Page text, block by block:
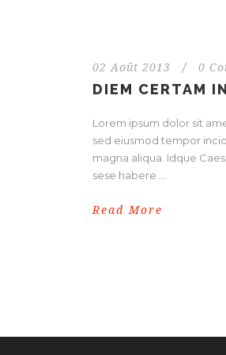
02 Août 2013 / 0
DIEM CERTAM
Lorem ipsum dolor sit
sed eiusmod tempor
magna aliqua. Idque
sese habere....
Read More